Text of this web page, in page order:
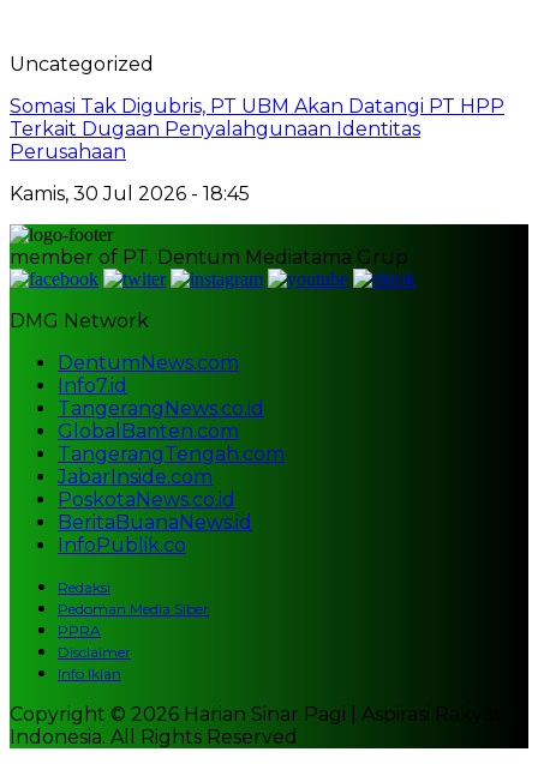
Uncategorized
Somasi Tak Digubris, PT UBM Akan Datangi PT HPP
Terkait Dugaan Penyalahgunaan Identitas
Perusahaan
Kamis, 30 Jul 2026 - 18:45
member of PT. Dentum Mediatama Grup
DMG Network
DentumNews.com
Info7.id
TangerangNews.co.id
GlobalBanten.com
TangerangTengah.com
JabarInside.com
PoskotaNews.co.id
BeritaBuanaNews.id
InfoPublik.co
Redaksi
Pedoman Media Siber
PPRA
Disclaimer
Info Iklan
Copyright © 2026 Harian Sinar Pagi | Aspirasi Rakyat
Indonesia. All Rights Reserved